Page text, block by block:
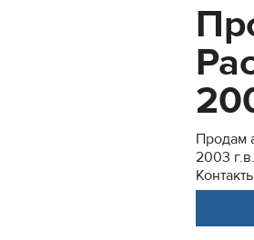
Продам
2003